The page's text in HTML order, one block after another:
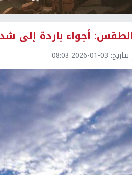
أجواء باردة إلى
2026-01-03 08:08